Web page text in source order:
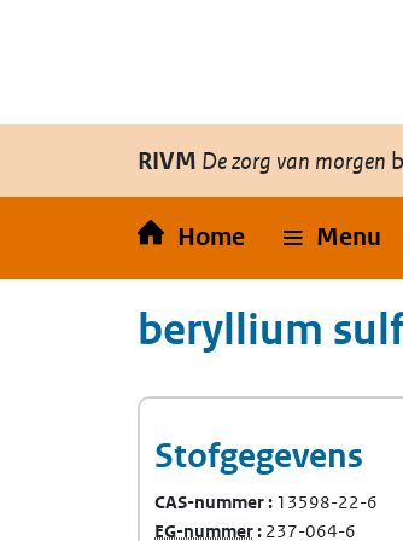
RIVM De zorg van morgen
Home Menu
beryllium
Stofgegevens
CAS-nummer 13598-22-6
EG-nummer(Europees
237-064-6